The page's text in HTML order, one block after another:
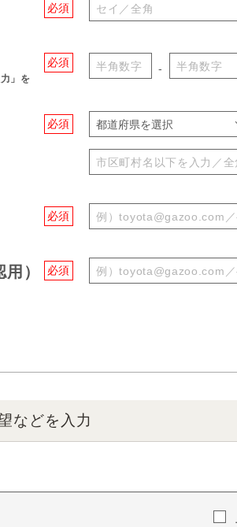
必須
必須
」を
-
必須 都道府県を選択
必須
必須
）
などを入力